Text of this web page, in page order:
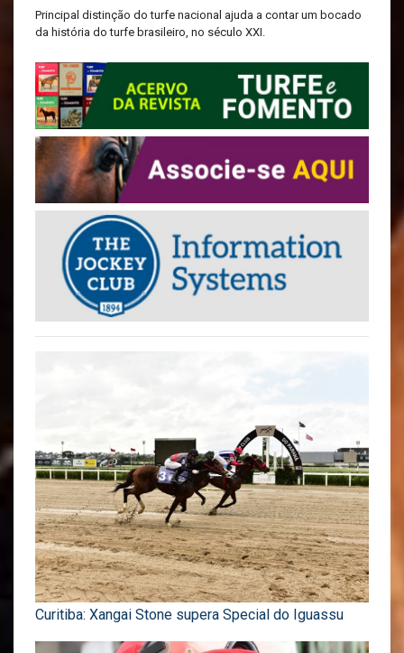
Principal distinção do turfe nacional ajuda a contar um bocado
da história do turfe brasileiro, no século XXI.
Curitiba: Xangai Stone supera Special do Iguassu